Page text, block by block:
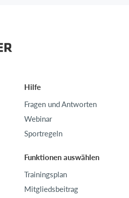
Hilfe
Fragen und Antworten
Webinar
Sportregeln
Funktionen auswählen
Trainingsplan
Mitgliedsbeitrag